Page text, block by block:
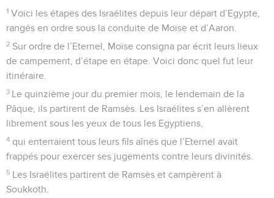
1 Voici les étapes des Israélites depuis leur départ d’Egypte,
rangés en ordre sous la conduite de Moïse et d’Aaron.
2 Sur ordre de l’Eternel, Moïse consigna par écrit leurs lieux
de campement, d’étape en étape. Voici donc quel fut leur
itinéraire.
3 Le quinzième jour du premier mois, le lendemain de la
Pâque, ils partirent de Ramsès. Les Israélites s’en allèrent
librement sous les yeux de tous les Egyptiens,
4 qui enterraient tous leurs fils aînés que l’Eternel avait
frappés pour exercer ses jugements contre leurs divinités.
5 Les Israélites partirent de Ramsès et campèrent à
Soukkoth.